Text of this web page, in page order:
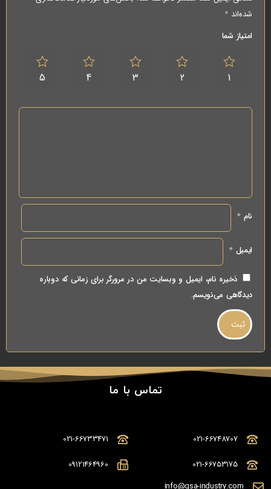
شده‌اند*
امتیاز شما
1
2
3
4
5
نام*
ایمیل*
ذخیره نام، ایمیل و وبسایت من در مرورگر برای زمانی که دوباره
دیدگاهی می‌نویسم.
تماس با ما
021-66748707
021-66753175
021-66733471
09121464960
info@gsa-industry.com